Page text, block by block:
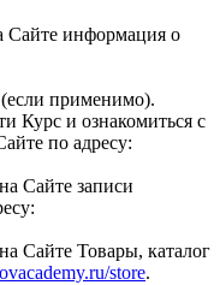
Сайте информация о
(если применимо).
Курс и ознакомиться с
по адресу:
Сайте записи
Сайте Товары, каталог
store.